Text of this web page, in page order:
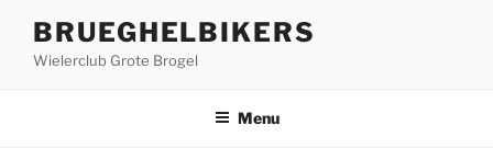
BRUEGHELBIKERS
Wielerclub Grote Brogel
Menu